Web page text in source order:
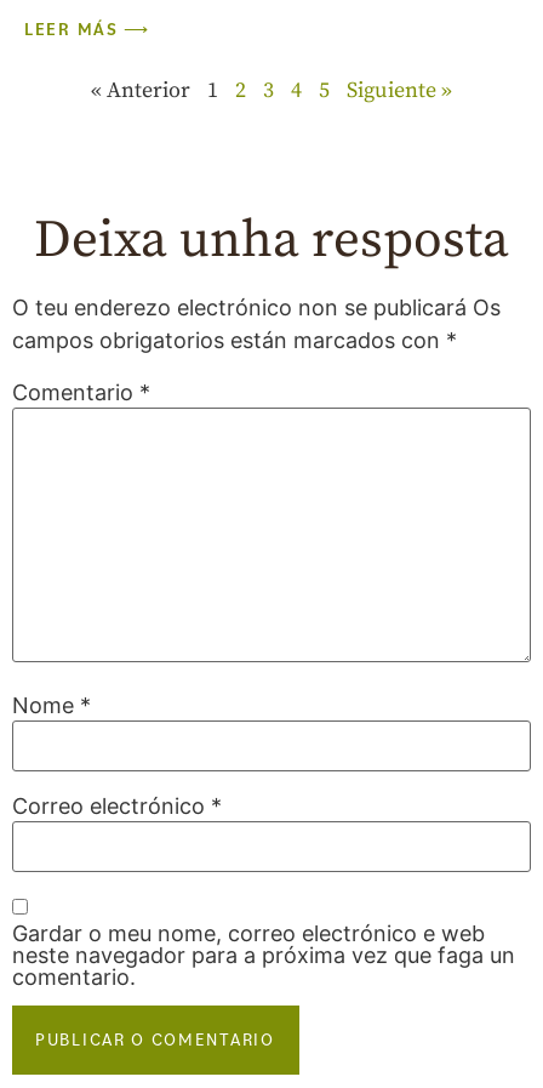
LEER MÁS ⟶
« Anterior 1 2 3 4 5 Siguiente »
Deixa unha resposta
O teu enderezo electrónico non se publicará Os
campos obrigatorios están marcados con *
Comentario *
Nome *
Correo electrónico *
Gardar o meu nome, correo electrónico e web
neste navegador para a próxima vez que faga un
comentario.